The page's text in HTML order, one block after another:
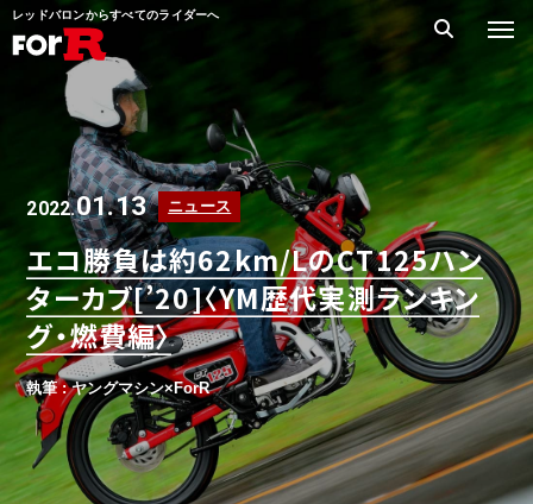
レッドバロンからすべてのライダーへ
2022.01.13 ニュース
エコ勝負は約62km/LのCT125ハン
ターカブ[’20]〈YM歴代実測ランキン
グ・燃費編〉
執筆 : ヤングマシン×ForR